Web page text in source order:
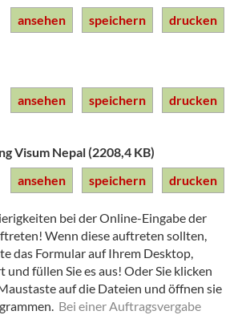
ansehen
speichern drucken
ansehen
speichern drucken
Visum Nepal (2208,4 KB)
ansehen
speichern drucken
bei der Online-Eingabe der
Wenn diese auftreten sollten,
das Formular auf Ihrem Desktop,
und füllen Sie es aus! Oder Sie klicken
auf die Dateien und öffnen sie
Bei einer Auftragsvergabe